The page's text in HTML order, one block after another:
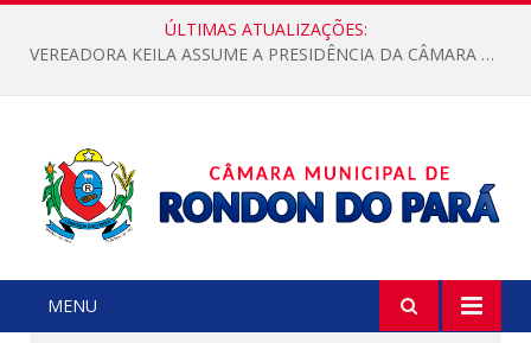
ÚLTIMAS ATUALIZAÇÕES:
VEREADORA KEILA ASSUME A PRESIDÊNCIA DA CÂMARA MUNICIPAL.
MENU